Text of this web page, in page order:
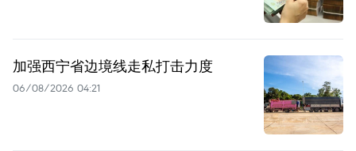
加强西宁省边境线走私打击力度
06/08/2026 04:21